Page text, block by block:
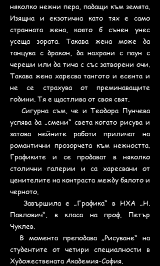
няколко нежни пера, падащи към земята.
Изящна и екзотична като тях е само
странната жена, която б сънен унес
усеща зората. Такава жена може да
танцува с дракон, да нахрани с паун с
череши или да тича с със затворени очи.
Такава жена харесва тангото и есента и
не се страхува от преминаващите
години. Тя е щастлива от своя свят.
Сигурна съм, че и Теодора Пунчева
успява да „смени“ света когато рисува и
затова нейните работи приличат на
романтични прозорчета към нежността.
Графиките и се продават в няколко
столични галерии и са харесвани от
ценителите на контраста между бялото и
черното.
Завършила е „Графика“ в НХА „Н.
Павлович“, в класа на проф. Петър
Чуклев.
В момента преподава „Рисуване“ на
студентите от четири специалности в
Художествената Академия-София.